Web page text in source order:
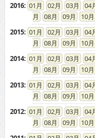
2016: 01 02 03 04
08
09 10
2015: 01 02 03 04
08
09 10
2014: 01 02 03 04
08
09 10
2013: 01 02 03 04
08
09 10
2012: 01 02 03 04
08
09 10